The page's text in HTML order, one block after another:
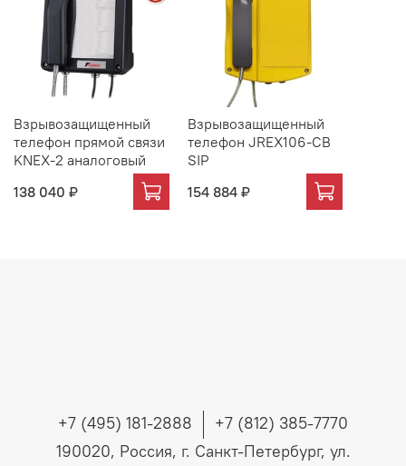
Взрывозащищенный
телефон прямой связи
KNEX-2 аналоговый
138 040 ₽
Взрывозащищенный
телефон JREX106-CB
SIP
154 884 ₽
+7 (495) 181-2888
+7 (812) 385-7770
190020, Россия, г. Санкт-Петербург, ул.